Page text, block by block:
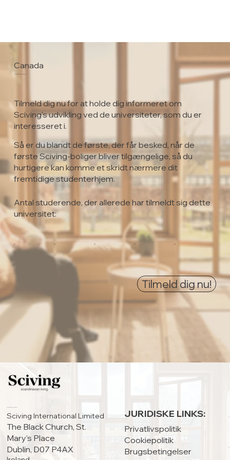
Canada
University of Waterloo
Tilmeld dig nu for at holde dig informeret om
Sciving's udvikling ved de universiteter, som du er
interesseret i.
Så er du blandt de første, der får besked, når de
første Sciving-boliger bliver tilgængelige, så du
hurtigere kan komme et skridt nærmere dit
fremtidige studenterhjem.
Antal studerende, der allerede har tilmeldt sig dette
universitet:
0
0
0
0
0
Tilmeld dig nu!
HOVEDKONTOR:
Sciving International Limited
The Black Church, St.
Mary's Place
Dublin, D07 P4AX
JURIDISKE LINKS:
Privatlivspolitik
Cookiepolitik
Brugsbetingelser